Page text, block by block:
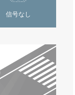
信号なし